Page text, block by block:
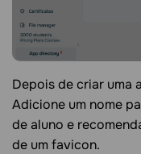
Depois de criar uma
Adicione um nome
de aluno e
de um favicon.